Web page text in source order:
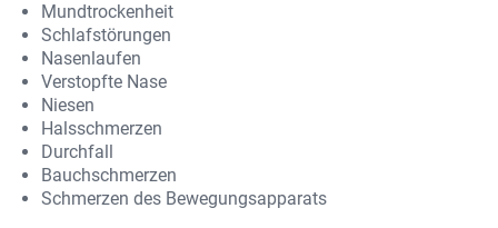
Mundtrockenheit
Schlafstörungen
Nasenlaufen
Verstopfte Nase
Niesen
Halsschmerzen
Durchfall
Bauchschmerzen
Schmerzen des Bewegungsapparats